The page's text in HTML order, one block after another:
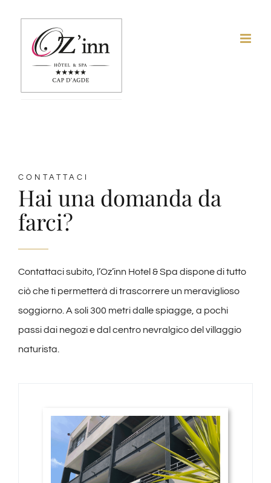
content
CONTATTACI
Hai una domanda da
farci?
Contattaci subito, l’Oz’inn Hotel & Spa dispone di tutto
ciò che ti permetterà di trascorrere un meraviglioso
soggiorno. A soli 300 metri dalle spiagge, a pochi
passi dai negozi e dal centro nevralgico del villaggio
naturista.